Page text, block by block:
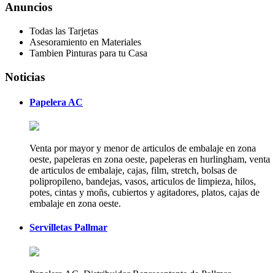
Anuncios
Todas las Tarjetas
Asesoramiento en Materiales
Tambien Pinturas para tu Casa
Noticias
Papelera AC
Venta por mayor y menor de articulos de embalaje en zona
oeste, papeleras en zona oeste, papeleras en hurlingham, venta
de articulos de embalaje, cajas, film, stretch, bolsas de
polipropileno, bandejas, vasos, articulos de limpieza, hilos,
potes, cintas y moñs, cubiertos y agitadores, platos, cajas de
embalaje en zona oeste.
Servilletas Pallmar